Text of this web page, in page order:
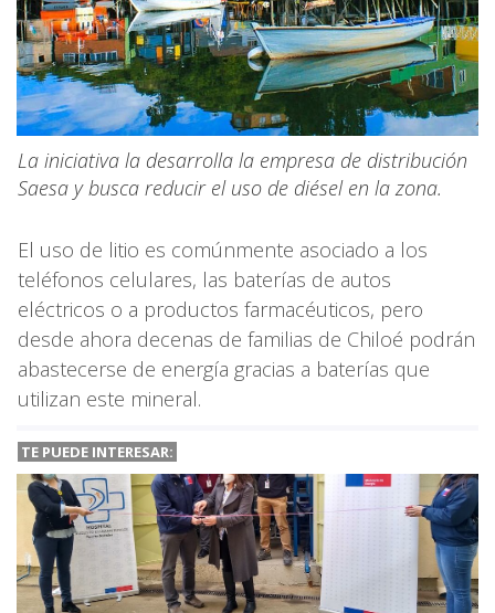
La iniciativa la desarrolla la empresa de distribución
Saesa y busca reducir el uso de diésel en la zona.
El uso de litio es comúnmente asociado a los
teléfonos celulares, las baterías de autos
eléctricos o a productos farmacéuticos, pero
desde ahora decenas de familias de Chiloé podrán
abastecerse de energía gracias a baterías que
utilizan este mineral.
TE PUEDE INTERESAR: